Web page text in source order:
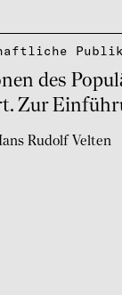
des
Zur
Rudolf Velten